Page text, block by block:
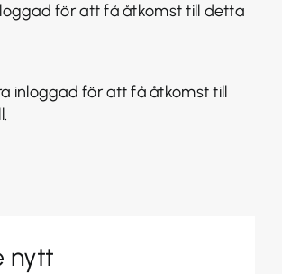
för att få åtkomst till detta
inloggad för att få åtkomst till
nytt